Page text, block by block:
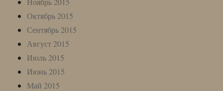
Октябрь 2015
Сентябрь 2015
Август 2015
Июль 2015
Июнь 2015
Май 2015